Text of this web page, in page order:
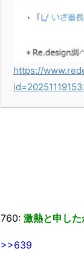
https://
760: 激熱と申した
>>639